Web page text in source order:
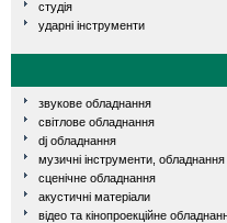
студія
ударні інструменти
звукове обладнання
світлове обладнання
dj обладнання
музичні інструменти,
сценічне обладнання
акустичні матеріали
відео та кінопроекційне